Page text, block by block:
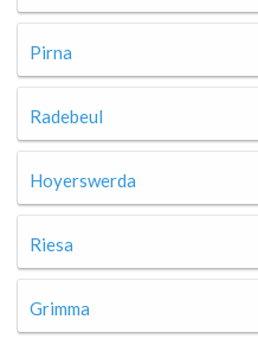
Pirna
Radebeul
Hoyerswerda
Riesa
Grimma